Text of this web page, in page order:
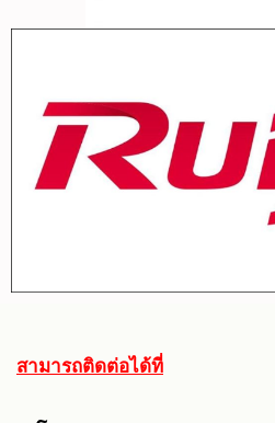
สามารถติดต่อได้ที่